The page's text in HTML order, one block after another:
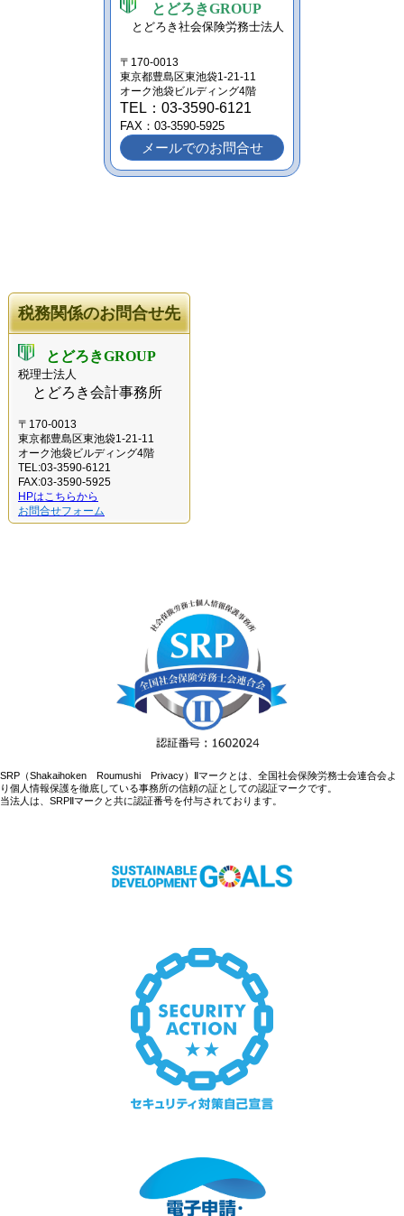
とどろきGROUP
とどろき社会保険労務士法人
〒170-0013
東京都豊島区東池袋1-21-11
オーク池袋ビルディング4階
TEL：03-3590-6121
FAX：03-3590-5925
メールでのお問合せ
税務関係のお問合せ先
とどろきGROUP
税理士法人
とどろき会計事務所
〒170-0013
東京都豊島区東池袋1-21-11
オーク池袋ビルディング4階
TEL:03-3590-6121
FAX:03-3590-5925
HPはこちらから
お問合せフォーム
SRP（Shakaihoken Roumushi Privacy）Ⅱマークとは、全国社会保険労務士会連合会よ
り個人情報保護を徹底している事務所の信頼の証としての認証マークです。
当法人は、SRPⅡマークと共に認証番号を付与されております。